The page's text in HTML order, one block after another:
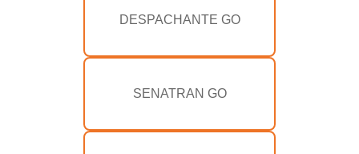
DESPACHANTE GO
SENATRAN GO